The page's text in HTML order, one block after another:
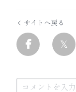
サイトへ戻る